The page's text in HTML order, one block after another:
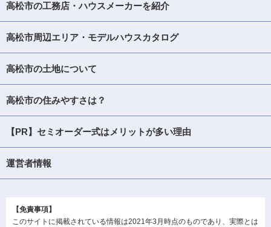
高松市の工務店・ハウスメーカーを紹介
高松市周辺エリア・モデルハウスカタログ
高松市の土地について
高松市の住みやすさは？
【PR】セミオーダー式はメリットが多い理由
運営者情報
【免責事項】
このサイトに掲載されている情報は2021年3月時点のものであり、実際とは